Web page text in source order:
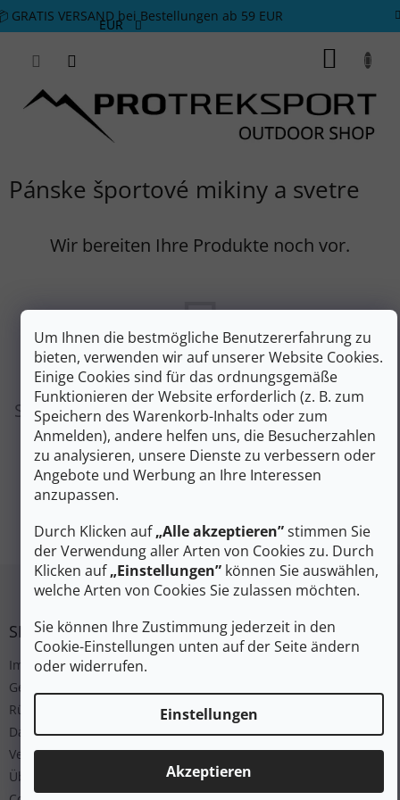
Um Ihnen die bestmögliche Benutzererfahrung zu
bieten, verwenden wir auf unserer Website Cookies.
Einige Cookies sind für das ordnungsgemäße
Funktionieren der Website erforderlich (z. B. zum
Speichern des Warenkorb-Inhalts oder zum
Anmelden), andere helfen uns, die Besucherzahlen
zu analysieren, unsere Dienste zu verbessern oder
Angebote und Werbung an Ihre Interessen
anzupassen.
Durch Klicken auf„Alle akzeptieren”stimmen Sie
der Verwendung aller Arten von Cookies zu. Durch
Klicken auf„Einstellungen” können Sie auswählen,
welche Arten von Cookies Sie zulassen möchten.
Sie können Ihre Zustimmung jederzeit in den
Cookie-Einstellungen unten auf der Seite ändern
oder widerrufen.
Einstellungen
Akzeptieren
Zum Inhalt springen
GRATIS VERSAND bei Bestellungen ab 59 EUR
EUR
Pánske športové mikiny a svetre
Wir bereiten Ihre Produkte noch vor.
Sie können sich aber auch andere Kategorien
ansehen.
Fußzeile
SERVICE
Impressum
Geschäftsbedingungen
Rücksendung
Datenschutz
Versand und Bezahlung
Über uns